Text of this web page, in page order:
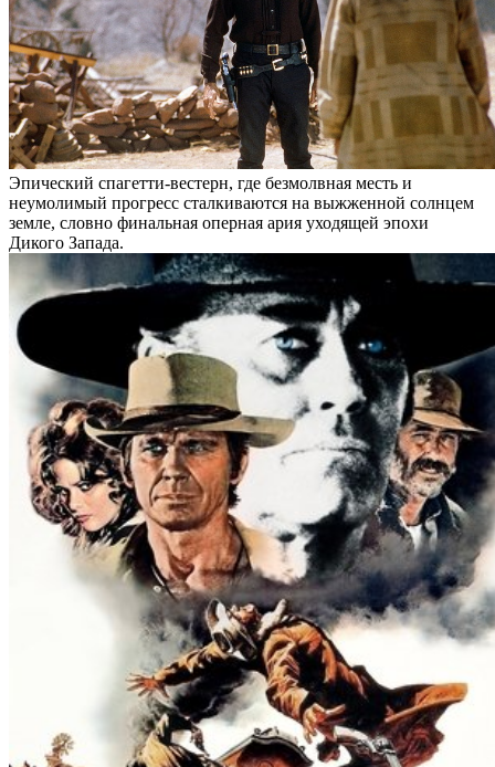
Эпический спагетти-вестерн, где безмолвная месть и
неумолимый прогресс сталкиваются на выжженной солнцем
земле, словно финальная оперная ария уходящей эпохи
Дикого Запада.